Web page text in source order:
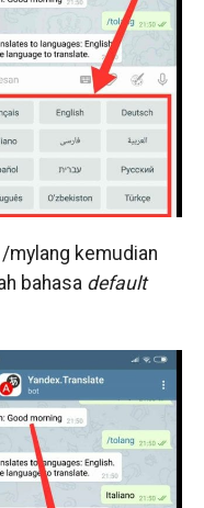
kemudian
bahasa default